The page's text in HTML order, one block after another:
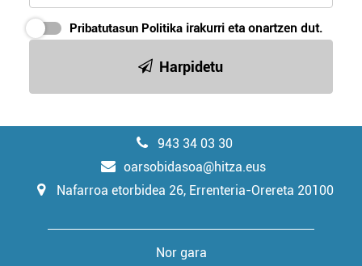
Pribatutasun Politika irakurri eta onartzen dut.
Harpidetu
943 34 03 30
oarsobidasoa@hitza.eus
Nafarroa etorbidea 26, Errenteria-Orereta 20100
Nor gara